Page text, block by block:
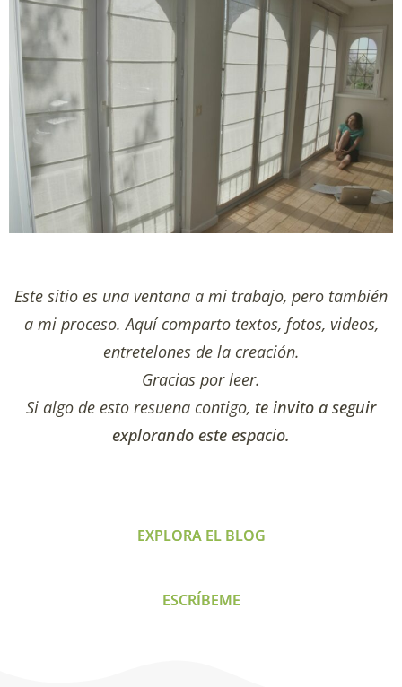
Este sitio es una ventana a mi trabajo, pero también
a mi proceso. Aquí comparto textos, fotos, videos,
entretelones de la creación.
Gracias por leer.
Si algo de esto resuena contigo, te invito a seguir
explorando este espacio.
EXPLORA EL BLOG
ESCRÍBEME